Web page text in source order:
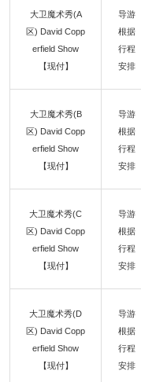
大卫魔术秀(A
区) David Copp
erfield Show
【现付】
导游
根据
行程
安排
大卫魔术秀(B
区) David Copp
erfield Show
【现付】
导游
根据
行程
安排
大卫魔术秀(C
区) David Copp
erfield Show
【现付】
导游
根据
行程
安排
大卫魔术秀(D
区) David Copp
erfield Show
【现付】
导游
根据
行程
安排